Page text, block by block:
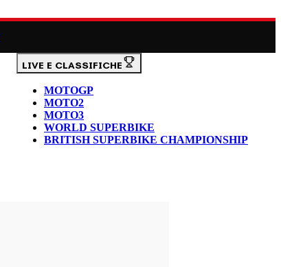
LIVE E CLASSIFICHE
MOTOGP
MOTO2
MOTO3
WORLD SUPERBIKE
BRITISH SUPERBIKE CHAMPIONSHIP